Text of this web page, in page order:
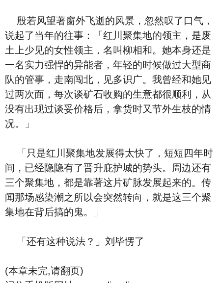
殷若风望著窗外飞逝的风景，忽然叹了口气，
说起了当年的往事：「红川聚集地的领主，是废
土上少见的女性领主，名叫柳相和。她本身还是
一名实力强悍的异能者，年轻的时候做过大型商
队的管事，走南闯北，见多识广。我曾经和她见
过两次面，每次谈矿石收购的生意都很顺利，从
没有出现过谈妥价格后，拿货时又节外生枝的情
况。」
「只是红川聚集地发展得太快了，短短四年时
间，已经隐隐有了晋升庇护城的势头。周边还有
三个聚集地，都是靠著这片矿脉发展起来的。传
闻那场感染潮之所以会突然转向，就是这三个聚
集地在背后搞的鬼。」
「还有这种说法？」刘毕愣了
(本章未完,请翻页)